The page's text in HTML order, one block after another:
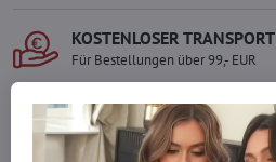
KOSTENLOSER TRANSPORT
Für Bestellungen über 99,- EUR
Schnell und direkt nach Hause.
SICHERE ZAHLUNGEN